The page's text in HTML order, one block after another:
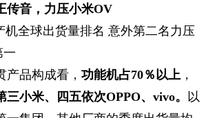
传音，力压小米OV
产品构成看， 功能机占70％以上 ，
三小米、四五依次OPPO、vivo。 以